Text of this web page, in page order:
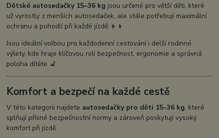
Dětské autosedačky 15–36 kg jsou určené pro větší děti, které
už vyrostly z menších autosedaček, ale stále potřebují maximální
ochranu a pohodlí při každé jízdě 👧👦
Jsou ideální volbou pro každodenní cestování i delší rodinné
výlety, kde hraje klíčovou roli bezpečnost, ergonomie a správná
poloha dítěte 💺
Komfort a bezpečí na každé cestě
V této kategorii najdete autosedačky pro děti 15–36 kg, které
splňují přísné bezpečnostní normy a zároveň poskytují vysoký
komfort při jízdě.